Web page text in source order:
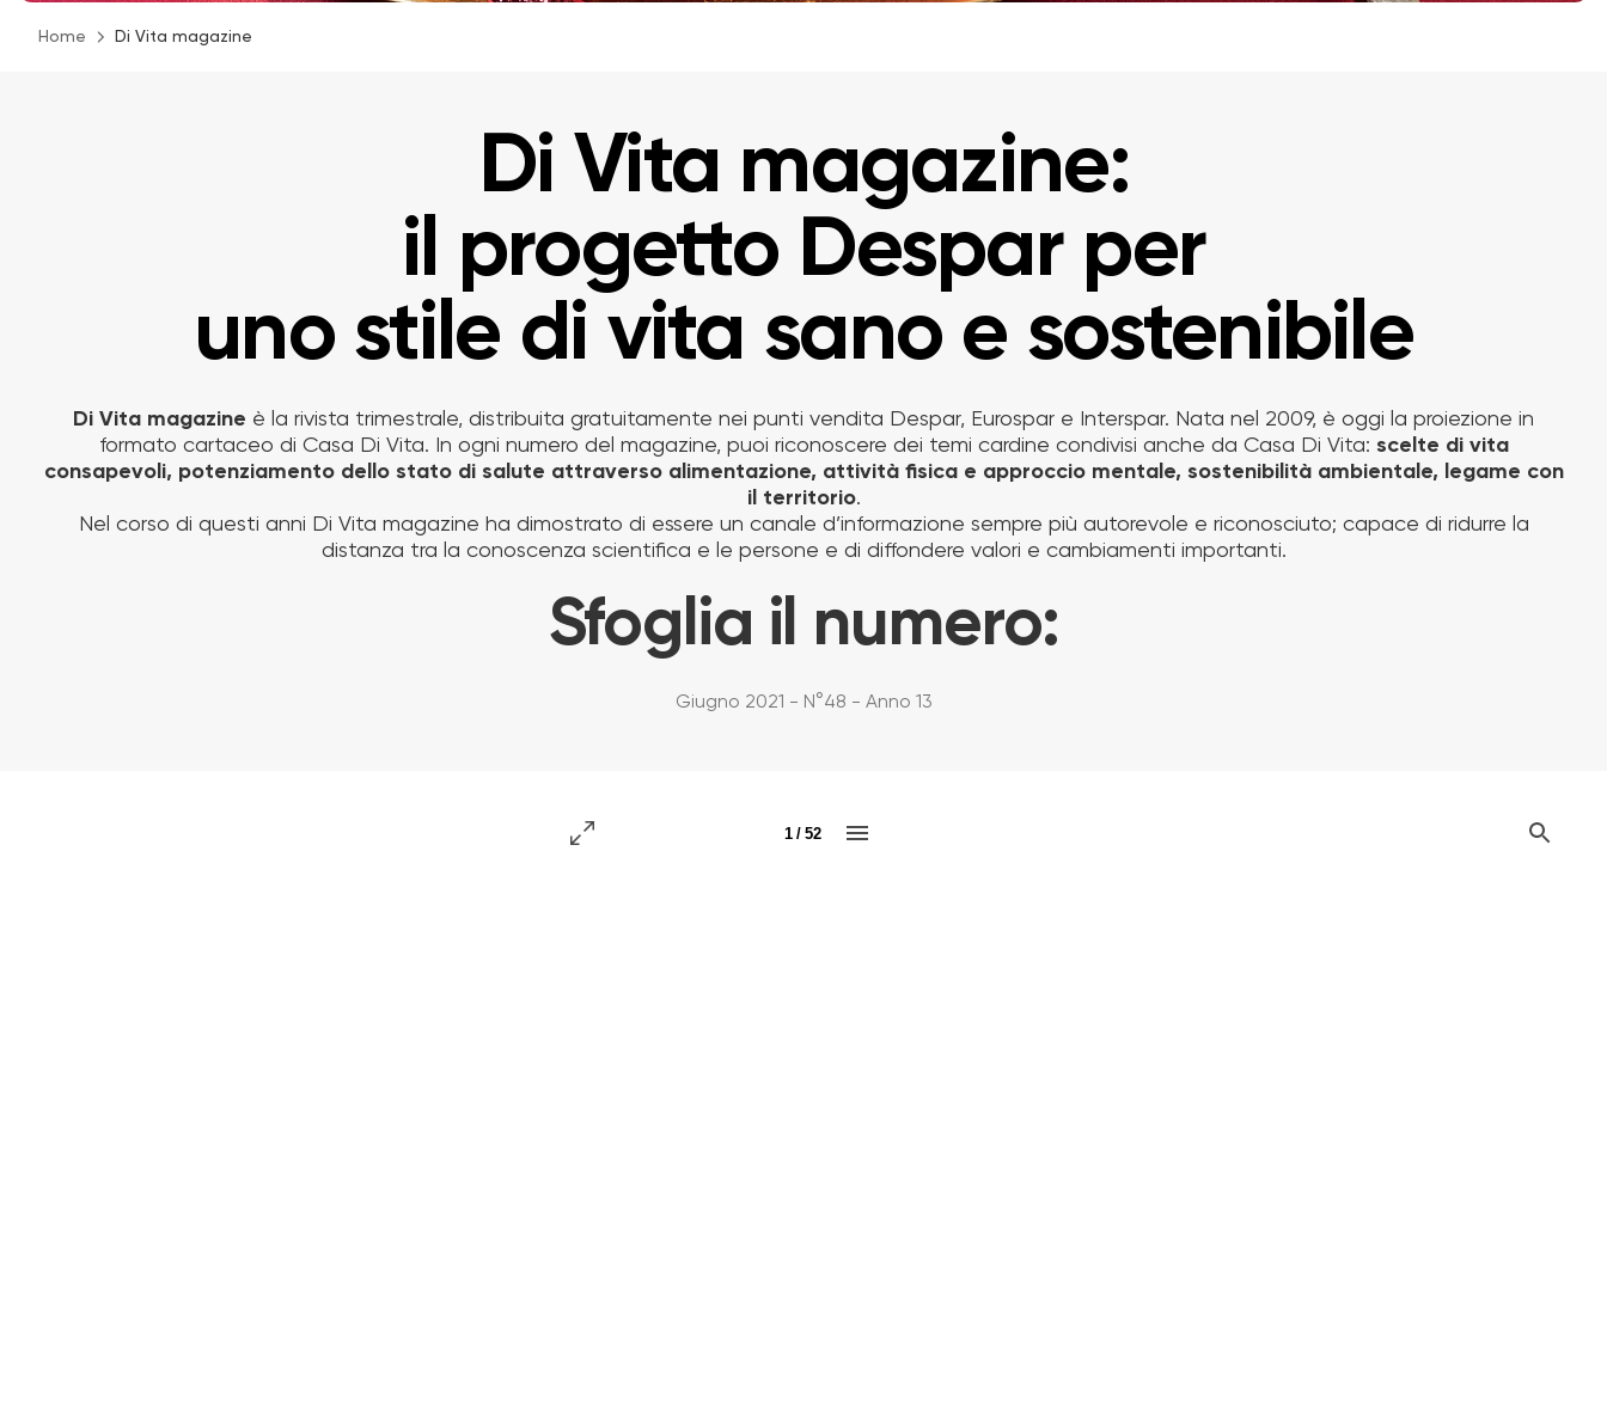
Home Di Vita magazine
Di Vita magazine:
il progetto Despar per
uno stile di vita sano e sostenibile
Di Vita magazine è la rivista trimestrale, distribuita gratuitamente nei punti vendita Despar, Eurospar e Interspar. Nata nel 2009, è oggi la proiezione in
formato cartaceo di Casa Di Vita. In ogni numero del magazine, puoi riconoscere dei temi cardine condivisi anche da Casa Di Vita: scelte di vita
consapevoli, potenziamento dello stato di salute attraverso alimentazione, attività fisica e approccio mentale, sostenibilità ambientale, legame con
il territorio.
Nel corso di questi anni Di Vita magazine ha dimostrato di essere un canale d’informazione sempre più autorevole e riconosciuto; capace di ridurre la
distanza tra la conoscenza scientifica e le persone e di diffondere valori e cambiamenti importanti.
Sfoglia il numero:
Giugno 2021 - N°48 - Anno 13